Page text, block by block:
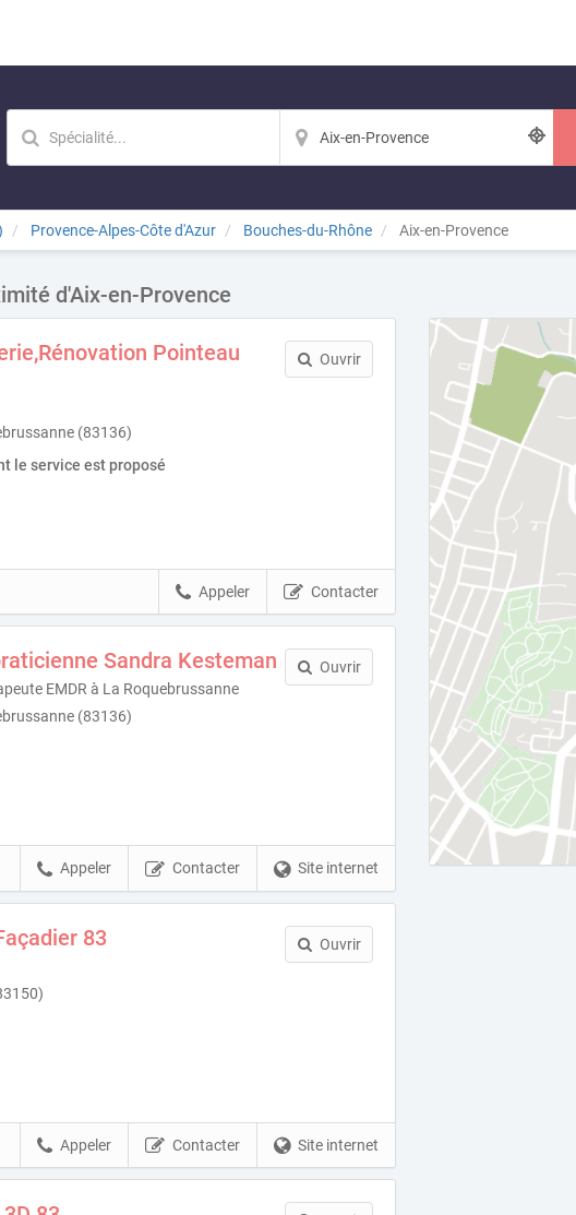
Provence-Alpes-Côte d'Azur Bouches-du-Rhône Aix-en-Provence
d'Aix-en-Provence
Pointeau
(83136)
le service est proposé
Ouvrir
Contacter
Appeler
Sandra Kesteman
EMDR à La Roquebrussanne
(83136)
Ouvrir
Site internet
Contacter
Appeler
83 Ouvrir
Site internet
Contacter
Appeler